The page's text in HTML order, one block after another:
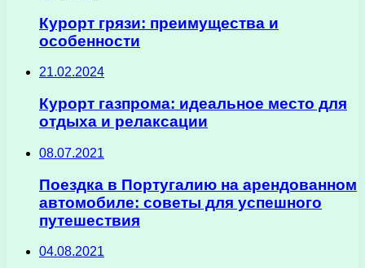
Курорт грязи: преимущества и
особенности
21.02.2024
Курорт газпрома: идеальное место для
отдыха и релаксации
08.07.2021
Поездка в Португалию на арендованном
автомобиле: советы для успешного
путешествия
04.08.2021